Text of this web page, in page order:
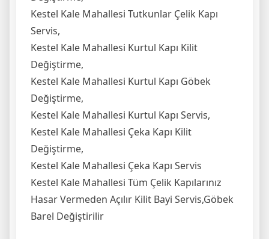
Kestel Kale Mahallesi Tutkunlar Çelik Kapı
Servis,
Kestel Kale Mahallesi Kurtul Kapı Kilit
Değiştirme,
Kestel Kale Mahallesi Kurtul Kapı Göbek
Değiştirme,
Kestel Kale Mahallesi Kurtul Kapı Servis,
Kestel Kale Mahallesi Çeka Kapı Kilit
Değiştirme,
Kestel Kale Mahallesi Çeka Kapı Servis
Kestel Kale Mahallesi Tüm Çelik Kapılarınız
Hasar Vermeden Açılır Kilit Bayi Servis,Göbek
Barel Değiştirilir